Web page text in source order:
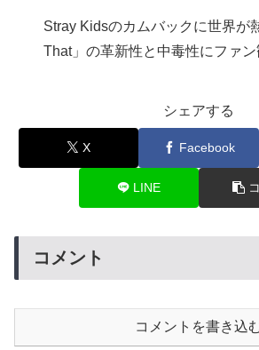
Stray Kidsのカムバックに世界が
That」の革新性と中毒性にファ
シェアする
X Facebook
LINE
コメント
コメントを書き込